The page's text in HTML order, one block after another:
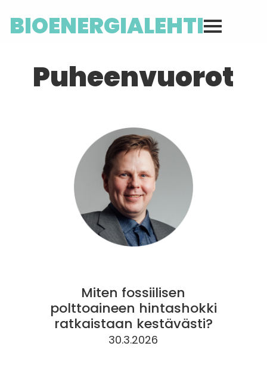
BIOENERGIALEHTI
Puheenvuorot
Miten fossiilisen
polttoaineen hintashokki
ratkaistaan kestävästi?
30.3.2026